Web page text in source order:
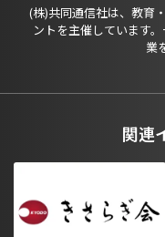
(株)共同通信社は、教育
ントを主催しています
業
関連